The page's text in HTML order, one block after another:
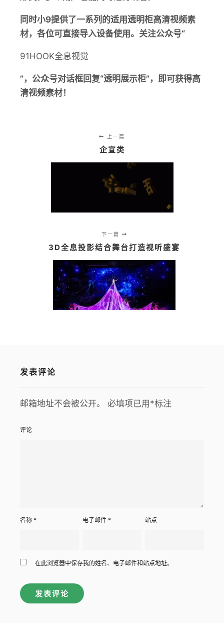
同时小9提供了一系列的适用透明柜高清视频素
材，各位可直接导入设备使用。关注公众号“
91HOOK全息视觉
”，公众号对话框回复“透明展示柜”，即可获得高
清视频素材！
上一篇
企宣类
下一篇
3D全息投影结合舞台打造视听盛宴
发表评论
邮箱地址不会被公开。 必填项已用 *标注
评论
名称 * 电子邮件* 站点
在此浏览器中保存我的姓名、电子邮件和站点地址。